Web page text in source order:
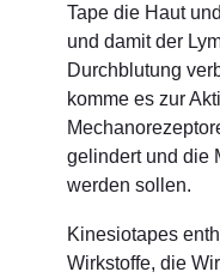
Tape die Haut
und damit der
Durchblutung
komme es zur
gelindert und die
werden sollen.
Kinesiotapes
Wirkstoffe, die